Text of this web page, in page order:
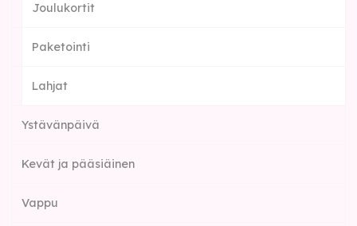
Joulukortit
Paketointi
Lahjat
Ystävänpäivä
Kevät ja pääsiäinen
Vappu